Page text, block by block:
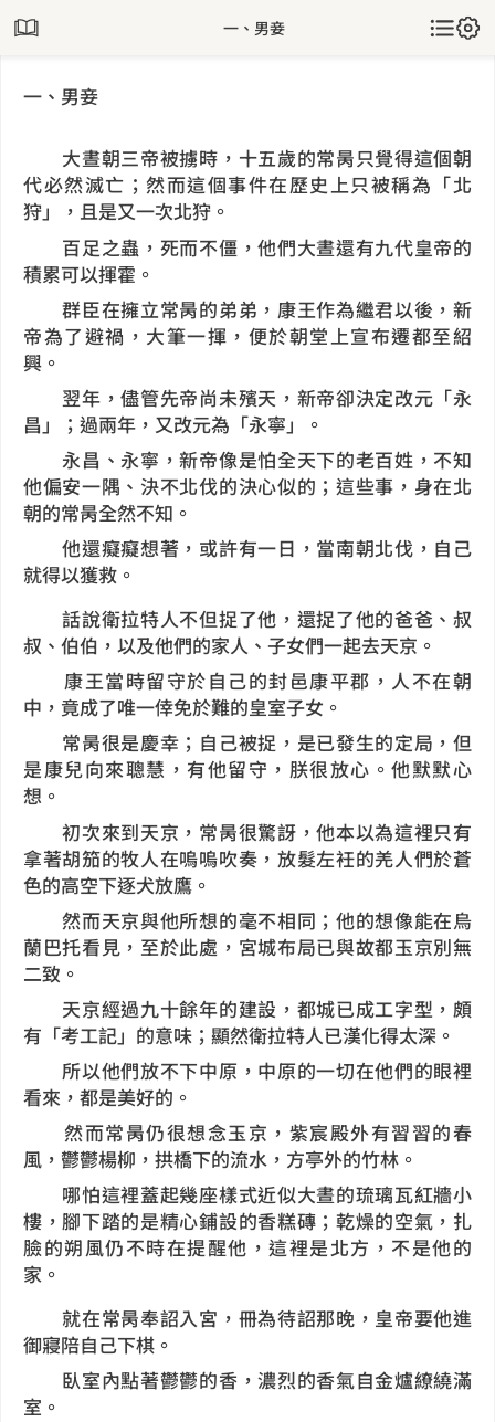
一、男妾
一、男妾
大晝朝三帝被擄時，十五歲的常昺只覺得這個朝
代必然滅亡；然而這個事件在歷史上只被稱為「北
狩」，且是又一次北狩。
百足之蟲，死而不僵，他們大晝還有九代皇帝的
積累可以揮霍。
群臣在擁立常昺的弟弟，康王作為繼君以後，新
帝為了避禍，大筆一揮，便於朝堂上宣布遷都至紹
興。
翌年，儘管先帝尚未殯天，新帝卻決定改元「永
昌」；過兩年，又改元為「永寧」。
永昌、永寧，新帝像是怕全天下的老百姓，不知
他偏安一隅、決不北伐的決心似的；這些事，身在北
朝的常昺全然不知。
他還癡癡想著，或許有一日，當南朝北伐，自己
就得以獲救。
話說衛拉特人不但捉了他，還捉了他的爸爸、叔
叔、伯伯，以及他們的家人、子女們一起去天京。
康王當時留守於自己的封邑康平郡，人不在朝
中，竟成了唯一倖免於難的皇室子女。
常昺很是慶幸；自己被捉，是已發生的定局，但
是康兒向來聰慧，有他留守，朕很放心。他默默心
想。
初次來到天京，常昺很驚訝，他本以為這裡只有
拿著胡笳的牧人在嗚嗚吹奏，放髮左衽的羌人們於蒼
色的高空下逐犬放鷹。
然而天京與他所想的毫不相同；他的想像能在烏
蘭巴托看見，至於此處，宮城布局已與故都玉京別無
二致。
天京經過九十餘年的建設，都城已成工字型，頗
有「考工記」的意味；顯然衛拉特人已漢化得太深。
所以他們放不下中原，中原的一切在他們的眼裡
看來，都是美好的。
然而常昺仍很想念玉京，紫宸殿外有習習的春
風，鬱鬱楊柳，拱橋下的流水，方亭外的竹林。
哪怕這裡蓋起幾座樣式近似大晝的琉璃瓦紅牆小
樓，腳下踏的是精心鋪設的香糕磚；乾燥的空氣，扎
臉的朔風仍不時在提醒他，這裡是北方，不是他的
家。
就在常昺奉詔入宮，冊為待詔那晚，皇帝要他進
御寢陪自己下棋。
臥室內點著鬱鬱的香，濃烈的香氣自金爐繚繞滿
室。